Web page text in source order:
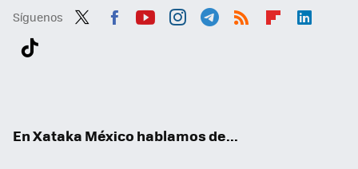
Síguenos
En Xataka México hablamos de...